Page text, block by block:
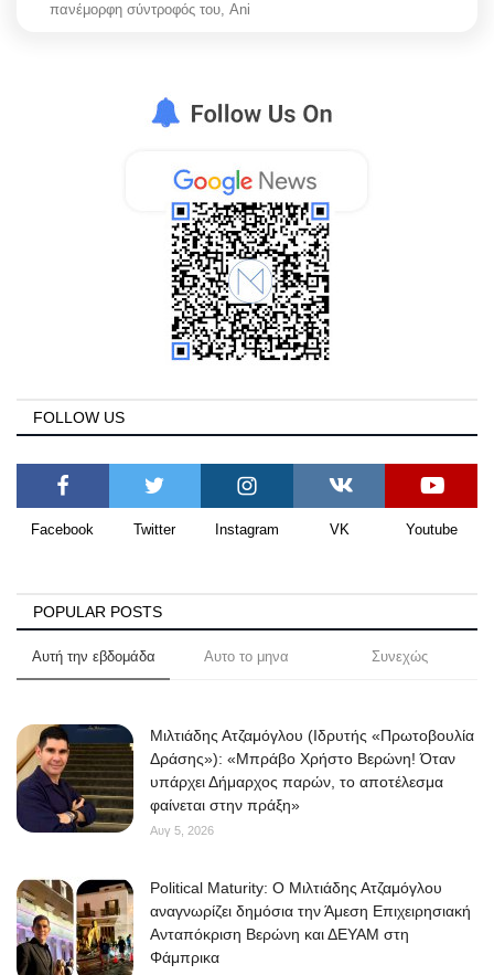
πανέμορφη σύντροφός του, Ani
FOLLOW US
Facebook Twitter Instagram VK Youtube
POPULAR POSTS
Αυτή την εβδομάδα Αυτο το μηνα Συνεχώς
Μιλτιάδης Ατζαμόγλου (Ιδρυτής «Πρωτοβουλία
Δράσης»): «Μπράβο Χρήστο Βερώνη! Όταν
υπάρχει Δήμαρχος παρών, το αποτέλεσμα
φαίνεται στην πράξη»
Αυγ 5, 2026
Political Maturity: Ο Μιλτιάδης Ατζαμόγλου
αναγνωρίζει δημόσια την Άμεση Επιχειρησιακή
Ανταπόκριση Βερώνη και ΔΕΥΑΜ στη
Φάμπρικα